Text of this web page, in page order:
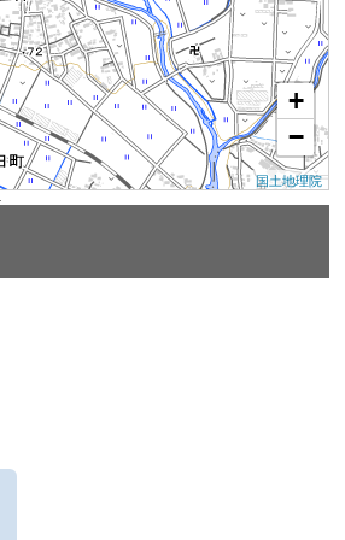
+
−
国土地理院